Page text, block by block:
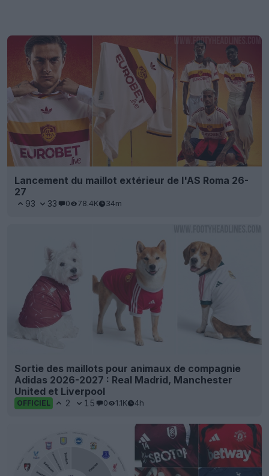
Lancement du maillot extérieur de l'AS Roma 26-
27
93 33 0 78.4K 34m
Sortie des maillots pour animaux de compagnie
Adidas 2026-2027 : Real Madrid, Manchester
United et Liverpool
OFFICIEL 2 15 0 1.1K 4h